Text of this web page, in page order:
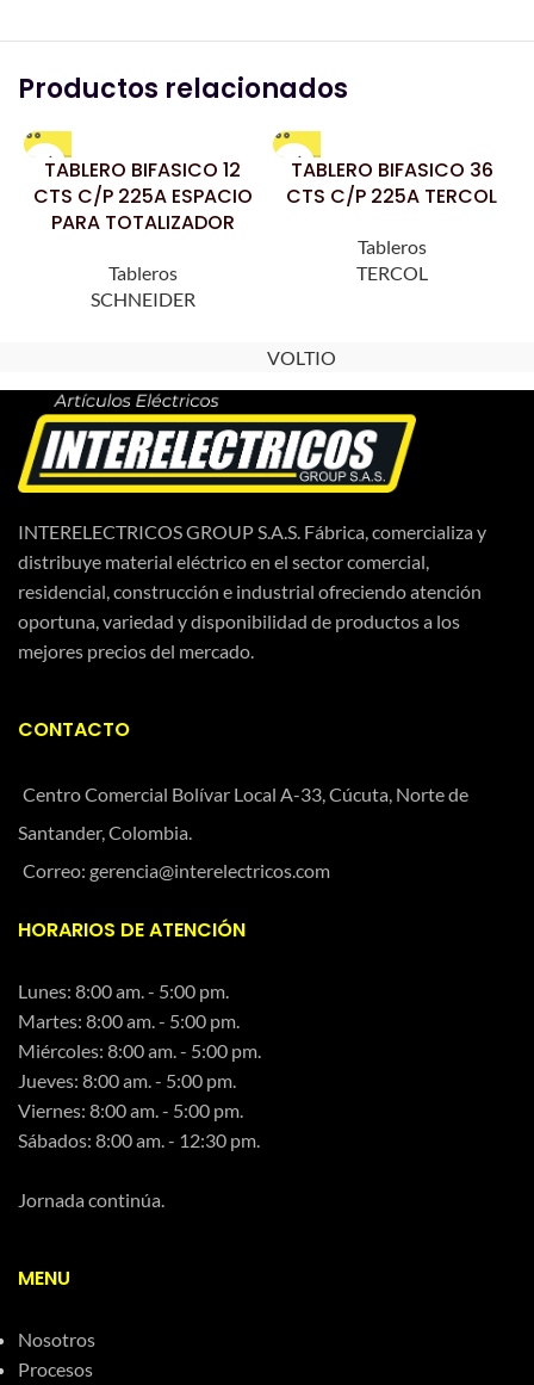
Productos relacionados
TABLERO BIFASICO 12
CTS C/P 225A ESPACIO
PARA TOTALIZADOR
Tableros
SCHNEIDER
TABLERO BIFASICO 36
CTS C/P 225A TERCOL
Tableros
TERCOL
VOLTIO
INTERELECTRICOS GROUP S.A.S. Fábrica, comercializa y
distribuye material eléctrico en el sector comercial,
residencial, construcción e industrial ofreciendo atención
oportuna, variedad y disponibilidad de productos a los
mejores precios del mercado.
CONTACTO
Centro Comercial Bolívar Local A-33, Cúcuta, Norte de
Santander, Colombia.
Correo: gerencia@interelectricos.com
HORARIOS DE ATENCIÓN
Lunes: 8:00 am. - 5:00 pm.
Martes: 8:00 am. - 5:00 pm.
Miércoles: 8:00 am. - 5:00 pm.
Jueves: 8:00 am. - 5:00 pm.
Viernes: 8:00 am. - 5:00 pm.
Sábados: 8:00 am. - 12:30 pm.
Jornada continúa.
MENU
Nosotros
Procesos